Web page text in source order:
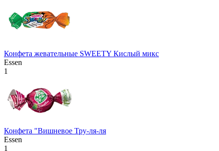
Конфета жевательные SWEETY Кислый микс
Essen
1
Конфета "Вишневое Тру-ля-ля
Essen
1